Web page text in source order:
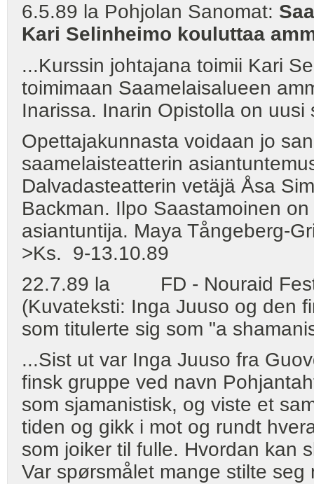
6.5.89 la Pohjolan Sanomat:
Kari Selinheimo kouluttaa
...Kurssin johtajana toimii Kari
toimimaan Saamelaisalueen
Inarissa. Inarin Opistolla on
Opettajakunnasta voidaan jo
saamelaisteatterin
Dalvadasteatterin vetäjä Åsa
Backman. Ilpo Saastamoinen
asiantuntija. Maya Tångeberg-
>Ks. 9-13.10.89
22.7.89 la FD - Nouraid
(Kuvateksti: Inga Juuso og den
som titulerte sig som "a
...Sist ut var Inga Juuso fra
finsk gruppe ved navn
som sjamanistisk, og viste et
tiden og gikk i mot og rundt
som joiker til fulle. Hvordan kan
Var spørsmålet mange stilte